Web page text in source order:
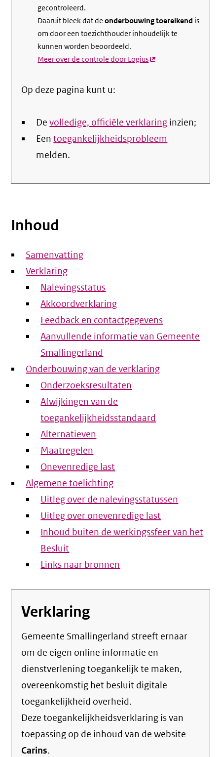
gecontroleerd.
Daaruit bleek dat deonderbouwing toereikend is
om door een toezichthouder inhoudelijk te
kunnen worden beoordeeld.
Meer over de controle door Logius(externe
Op deze pagina kunt u:
Devolledige, officiële verklaring inzien;
Eentoegankelijkheidsprobleem
melden.
Inhoud
Samenvatting
Verklaring
Nalevingsstatus
Akkoordverklaring
Feedback en contactgegevens
Aanvullende informatie van Gemeente
Smallingerland
Onderbouwing van de verklaring
Onderzoeksresultaten
Afwijkingen van de
toegankelijkheidsstandaard
Alternatieven
Maatregelen
Onevenredige last
Algemene toelichting
Uitleg over de nalevingsstatussen
Uitleg over onevenredige last
Inhoud buiten de werkingssfeer van het
Besluit
Links naar bronnen
Verklaring
Gemeente Smallingerland streeft ernaar
om de eigen online informatie en
dienstverlening toegankelijk te maken,
overeenkomstig het besluit digitale
toegankelijkheid overheid.
Deze toegankelijkheidsverklaring is van
toepassing op de inhoud van de website
Carins.